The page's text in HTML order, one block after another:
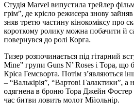
Студія Marvel випустила трейлер
грім”, де крісло режисера знову
зняв третю частину кінокоміксу про
короткому ролику можна побачити й
повернувся до ролі Корга.
Тизер розпочинається під гітарний
Mine” групи Guns N’ Roses і Тора, що
Кріса Гемсворта. Потім з’являються
– “Валькірія”, “Вартові Галактики”, а
одягнена в броню Тора Джейн Фостер
час битви ловить молот Мйольнір.